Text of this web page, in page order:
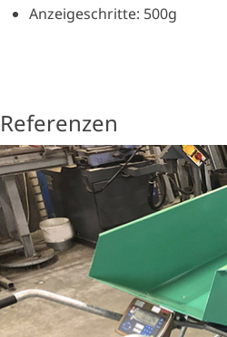
Anzeigeschritte: 500g
Referenzen